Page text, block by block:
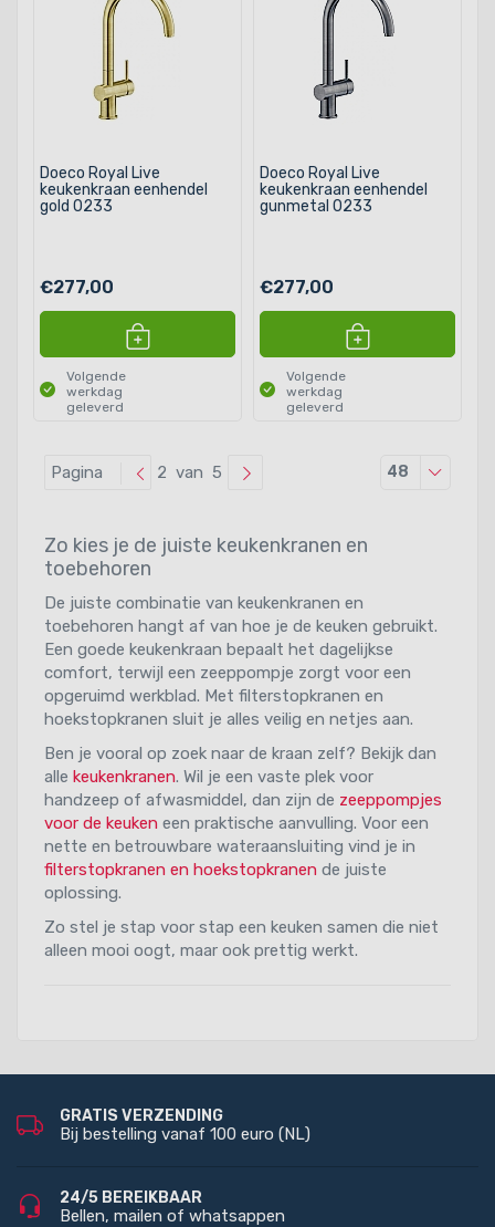
Doeco Royal Live
keukenkraan eenhendel
gold 0233
€277,00
Volgende
werkdag
geleverd
Doeco Royal Live
keukenkraan eenhendel
gunmetal 0233
€277,00
Volgende
werkdag
geleverd
48
Pagina 2 van 5
Zo kies je de juiste keukenkranen en
toebehoren
De juiste combinatie van keukenkranen en
toebehoren hangt af van hoe je de keuken gebruikt.
Een goede keukenkraan bepaalt het dagelijkse
comfort, terwijl een zeeppompje zorgt voor een
opgeruimd werkblad. Met filterstopkranen en
hoekstopkranen sluit je alles veilig en netjes aan.
Ben je vooral op zoek naar de kraan zelf? Bekijk dan
alle keukenkranen. Wil je een vaste plek voor
handzeep of afwasmiddel, dan zijn de zeeppompjes
voor de keuken een praktische aanvulling. Voor een
nette en betrouwbare wateraansluiting vind je in
filterstopkranen en hoekstopkranen de juiste
oplossing.
Zo stel je stap voor stap een keuken samen die niet
alleen mooi oogt, maar ook prettig werkt.
GRATIS VERZENDING
Bij bestelling vanaf 100 euro (NL)
24/5 BEREIKBAAR
Bellen, mailen of whatsappen